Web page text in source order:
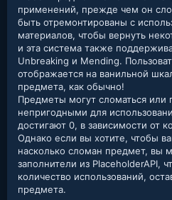
применений, прежде чем он
быть отремонтированы с
материалов, чтобы вернуть
и эта система также
Unbreaking и Mending.
отображается на ванильной
предмета, как обычно!
Предметы могут сломаться или
непригодными для
достигают 0, в зависимости от
Однако если вы хотите, чтобы
насколько сломан предмет, вы
заполнители из PlaceholderAPI,
количество использований,
предмета.